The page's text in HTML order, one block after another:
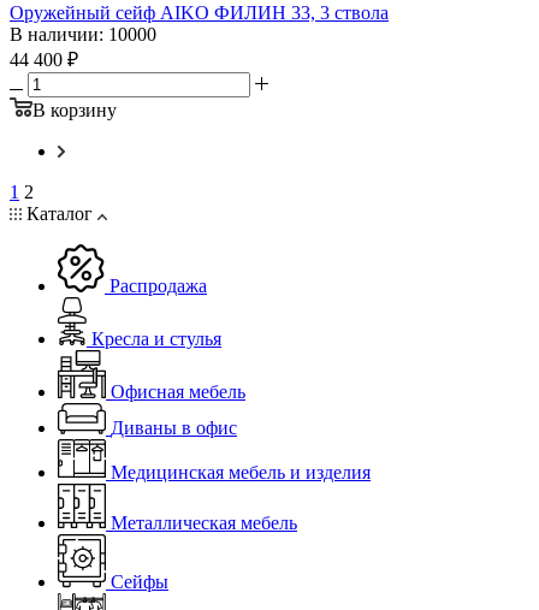
Оружейный сейф AIKO ФИЛИН 33, 3 ствола
В наличии: 10000
44 400 ₽
В корзину
1 2
Каталог
Распродажа
Кресла и стулья
Офисная мебель
Диваны в офис
Медицинская мебель и изделия
Металлическая мебель
Сейфы